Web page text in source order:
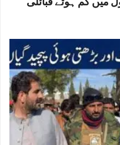
گم ہوتے قبائلی